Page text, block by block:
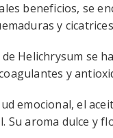
beneficios, se
y
de Helichrysum se
y
emocional, el
Su aroma dulce y